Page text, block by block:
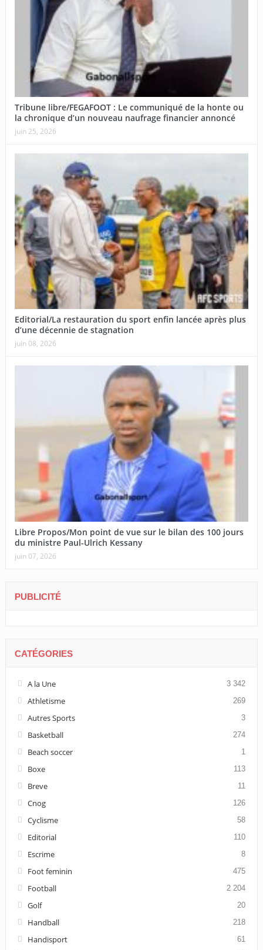
Tribune libre/FEGAFOOT : Le communiqué de la honte ou
la chronique d’un nouveau naufrage financier annoncé
juin 25, 2026
Editorial/La restauration du sport enfin lancée après plus
d’une décennie de stagnation
juin 08, 2026
Libre Propos/Mon point de vue sur le bilan des 100 jours
du ministre Paul-Ulrich Kessany
juin 07, 2026
PUBLICITÉ
CATÉGORIES
A la Une 3 342
Athletisme 269
Autres Sports 3
Basketball 274
Beach soccer 1
Boxe 113
Breve 11
Cnog 126
Cyclisme 58
Editorial 110
Escrime 8
Foot feminin 475
Football 2 204
Golf 20
Handball 218
Handisport 61